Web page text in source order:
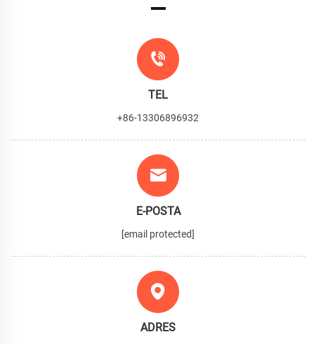
TEL
+86-13306896932
E-POSTA
[email protected]
ADRES